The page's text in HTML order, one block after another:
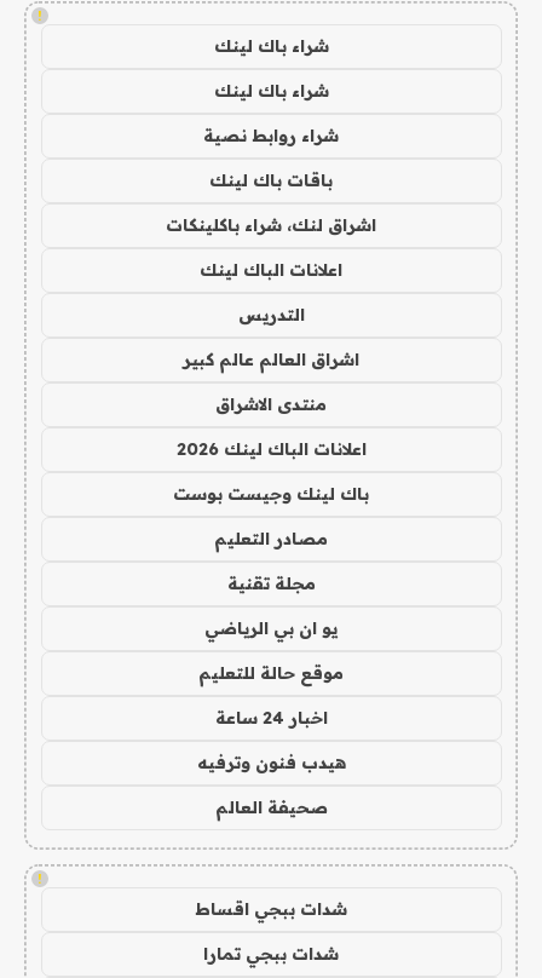
!
شراء باك لينك
شراء باك لينك
شراء روابط نصية
باقات باك لينك
اشراق لنك، شراء باكلينكات
اعلانات الباك لينك
التدريس
اشراق العالم عالم كبير
منتدى الاشراق
اعلانات الباك لينك 2026
باك لينك وجيست بوست
مصادر التعليم
مجلة تقنية
يو ان بي الرياضي
موقع حالة للتعليم
اخبار 24 ساعة
هيدب فنون وترفيه
صحيفة العالم
!
شدات ببجي اقساط
شدات ببجي تمارا